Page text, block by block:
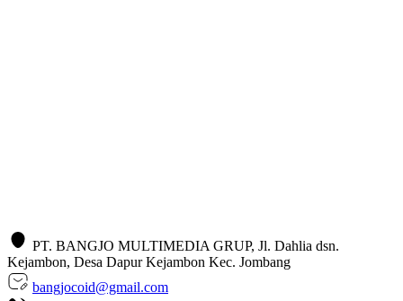
PT. BANGJO MULTIMEDIA GRUP, Jl. Dahlia dsn.
Kejambon, Desa Dapur Kejambon Kec. Jombang
bangjocoid@gmail.com